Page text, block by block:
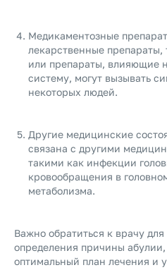
Медикаментозные
лекарственные препараты,
или препараты, влияющие
систему, могут вызывать
некоторых людей.
Другие медицинские
связана с другими
такими как инфекции
кровообращения в
метаболизма.
Важно обратиться к врачу
определения причины абулии,
оптимальный план лечения и